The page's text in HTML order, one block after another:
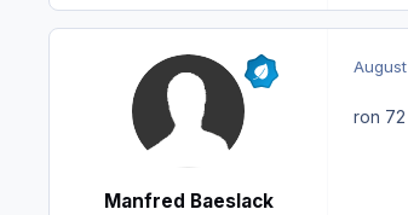
Manfred Baeslack
ron